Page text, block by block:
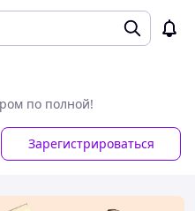
по полной!
Зарегистрироваться